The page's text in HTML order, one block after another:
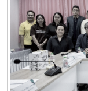
โจ้ การหารายได้จ
ผู้บริหาร บุคลากรก
พะเยา โดยมีผู้อำน
พร้อมด้วยหัวหน้าฝ่า
แลกเปลี่ยนเรียนรู้ใ
สำนักงานมหาวิทยา